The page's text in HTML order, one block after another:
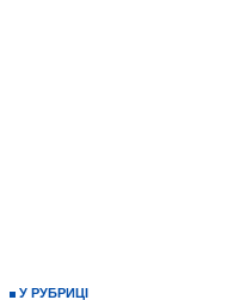
У РУБРИЦІ